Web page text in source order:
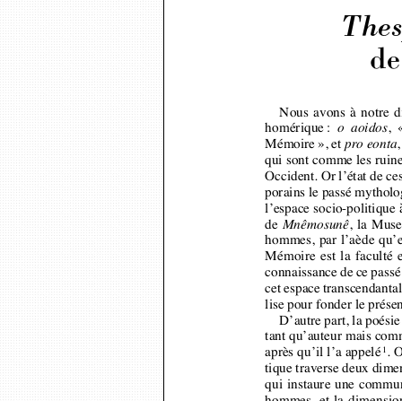
o aoidos
Mémoire », et pro eonta
qui sont comme les
Occident. Or l’état de
porains le passé
l’espace socio-
de Mnêmosunê, la
hommes, par l’aède
Mémoire est la faculté
connaissance de ce
cet espace
lise pour fonder le
D’autre part, la
tant qu’auteur mais
après qu’il l’a appelé1.
tique traverse deux
qui instaure une
hommes, et la
trouve son assise dans